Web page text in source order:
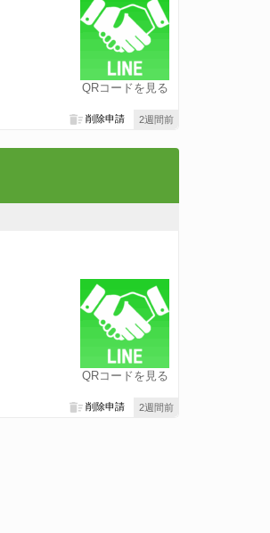
QRコードを見る
2週間前
削除申請
QRコードを見る
2週間前
削除申請